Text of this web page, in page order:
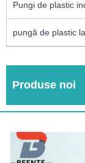
Pungi de plastic
pungă de plastic
Produse noi